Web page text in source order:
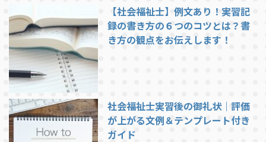
の教材を使い分けることが重要で
す。 過去問集：本試験の傾向把
握、実践練習用 参考書（教科書
型）：知識の定着、苦手分野の補
...
【社会福祉士】例文あり！実習記
録の書き方の６つのコツとは？書
き方の観点をお伝えします！
社会福祉士実習後の御礼状｜評価
が上がる文例＆テンプレート付き
ガイド